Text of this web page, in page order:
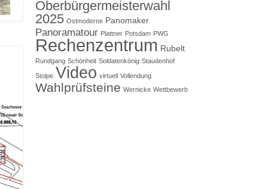
Oberbürgermeisterwahl
2025 Ostmoderne Panomaker
Panoramatour Plattner Potsdam PWG
Rechenzentrum Rubelt
Rundgang Schönheit Soldatenkönig Staudenhof
Stolpe Video virtuell Vollendung
Wahlprüfsteine Wernicke Wettbewerb